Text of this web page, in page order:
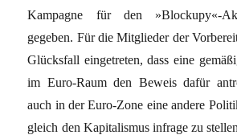
Kampagne für den »Blockupy«-
gegeben. Für die Mitglieder der
Glücksfall eingetreten, dass eine
im Euro-Raum den Beweis dafür
auch in der Euro-Zone eine andere
gleich den Kapitalismus infrage zu